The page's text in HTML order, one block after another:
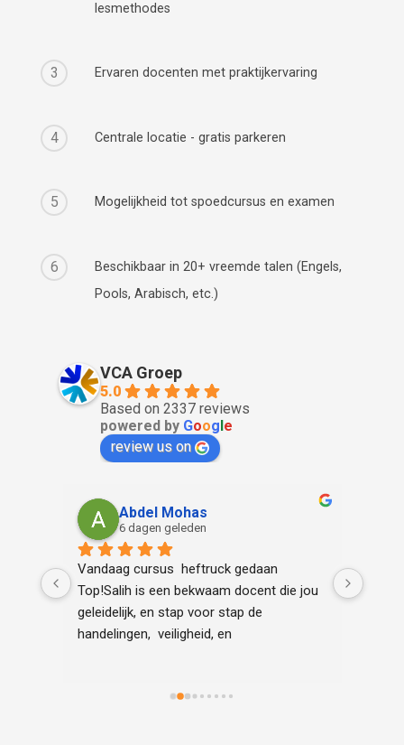
lesmethodes
3 Ervaren docenten met praktijkervaring
4 Centrale locatie - gratis parkeren
5 Mogelijkheid tot spoedcursus en examen
6
Beschikbaar in 20+ vreemde talen (Engels,
Pools, Arabisch, etc.)
VCA Groep
5.0
Based on 2337 reviews
powered by Goog e
review us on
Abdel Mohas
6 dagen geleden
Vandaag cursus  heftruck gedaan
Top!Salih is een bekwaam docent die jou
geleidelijk, en stap voor stap de
handelingen,  veiligheid, en
duidelijk op bepaalde onderdelen van de